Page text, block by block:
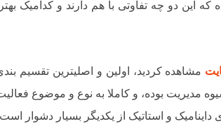
که این دو چه تفاوتی با هم دارند و کدامیک
مشاهده کردید، اولین و اصلیترین تقسیم
مدیریت بوده، و کاملا به نوع و موضوع
و استاتیک از یکدیگر بسیار دشوار